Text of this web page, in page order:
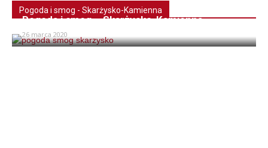
Pogoda i smog - Skarżysko-Kamienna
Pogoda i smog – Skarżysko-Kamienna
26 marca 2020